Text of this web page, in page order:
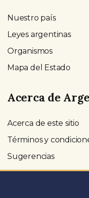
Nuestro país
Leyes argentinas
Organismos
Mapa del Estado
Acerca de
Acerca de este sitio
Términos y
Sugerencias